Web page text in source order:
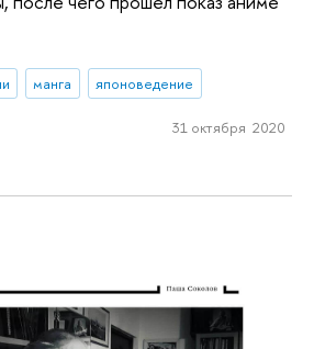
манга японоведение
31 октября 2020